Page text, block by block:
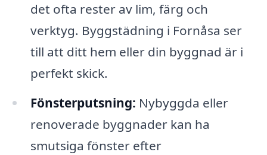
det ofta rester av lim, färg och
verktyg. Byggstädning i Fornåsa ser
till att ditt hem eller din byggnad är i
perfekt skick.
Fönsterputsning: Nybyggda eller
renoverade byggnader kan ha
smutsiga fönster efter